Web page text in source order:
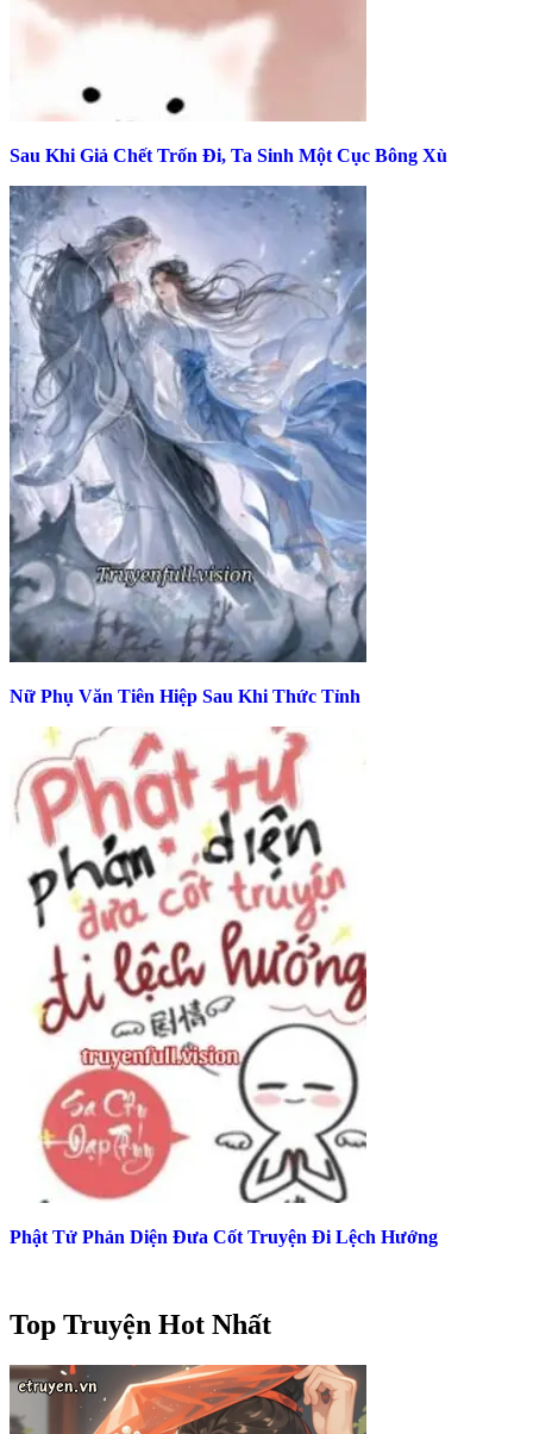
Sau Khi Giả Chết Trốn Đi, Ta Sinh Một Cục Bông Xù
Nữ Phụ Văn Tiên Hiệp Sau Khi Thức Tỉnh
Phật Tử Phản Diện Đưa Cốt Truyện Đi Lệch Hướng
Top Truyện Hot Nhất